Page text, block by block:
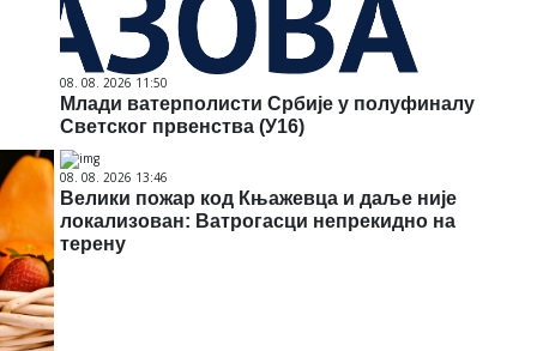
08. 08. 2026 11:50
Млади ватерполисти Србије у полуфиналу
Светског првенства (У16)
08. 08. 2026 13:46
Велики пожар код Књажевца и даље није
локализован: Ватрогасци непрекидно на
терену